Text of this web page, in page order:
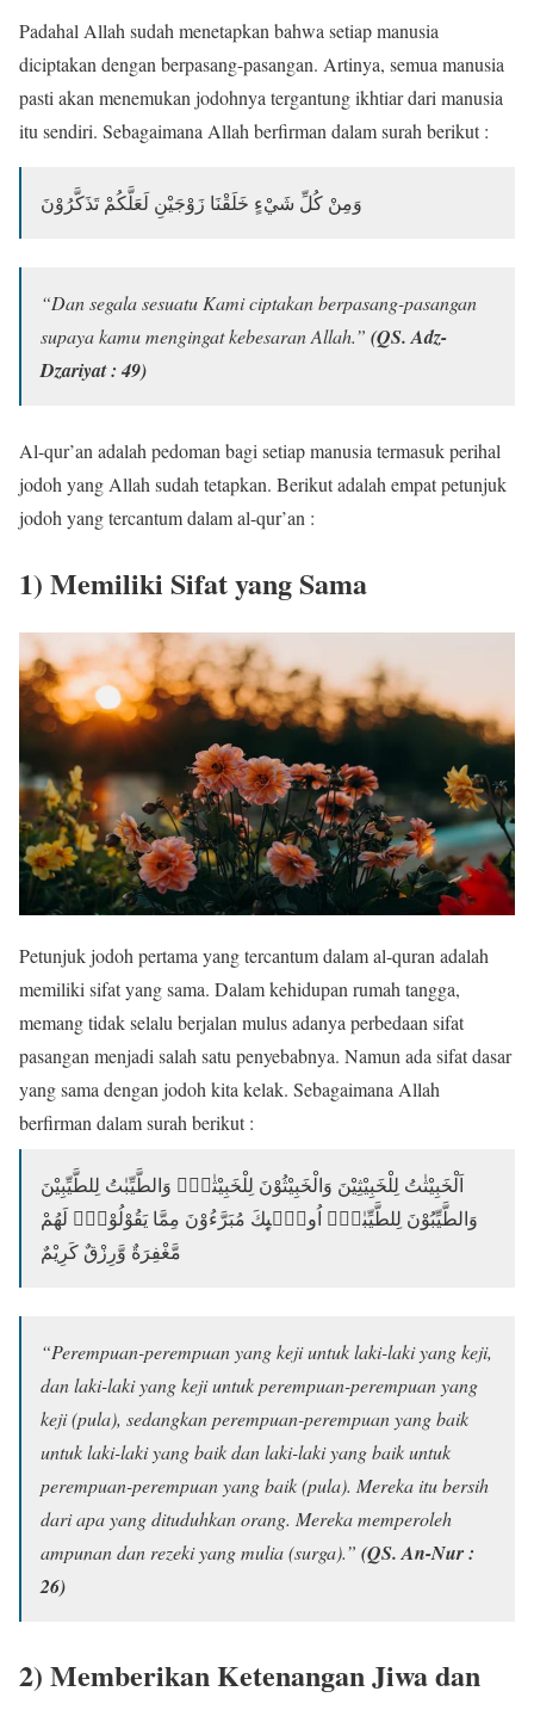
Padahal Allah sudah menetapkan bahwa setiap manusia
diciptakan dengan berpasang-pasangan. Artinya, semua manusia
pasti akan menemukan jodohnya tergantung ikhtiar dari manusia
itu sendiri. Sebagaimana Allah berfirman dalam surah berikut :
وَمِنْ كُلِّ شَيْءٍ خَلَقْنَا زَوْجَيْنِ لَعَلَّكُمْ تَذَكَّرُوْنَ
“Dan segala sesuatu Kami ciptakan berpasang-pasangan
supaya kamu mengingat kebesaran Allah.” (QS. Adz-
Dzariyat : 49)
Al-qur’an adalah pedoman bagi setiap manusia termasuk perihal
jodoh yang Allah sudah tetapkan. Berikut adalah empat petunjuk
jodoh yang tercantum dalam al-qur’an :
1) Memiliki Sifat yang Sama
Petunjuk jodoh pertama yang tercantum dalam al-quran adalah
memiliki sifat yang sama. Dalam kehidupan rumah tangga,
memang tidak selalu berjalan mulus adanya perbedaan sifat
pasangan menjadi salah satu penyebabnya. Namun ada sifat dasar
yang sama dengan jodoh kita kelak. Sebagaimana Allah
berfirman dalam surah berikut :
اَلْخَبِيْثٰتُ لِلْخَبِيْثِيْنَ وَالْخَبِيْثُوْنَ لِلْخَبِيْثٰتِۚ وَالطَّيِّبٰتُ لِلطَّيِّبِيْنَ
وَالطَّيِّبُوْنَ لِلطَّيِّبٰتِۚ اُولٰۤىِٕكَ مُبَرَّءُوْنَ مِمَّا يَقُوْلُوْنَۗ لَهُمْ
مَّغْفِرَةٌ وَّرِزْقٌ كَرِيْمٌ
“Perempuan-perempuan yang keji untuk laki-laki yang keji,
dan laki-laki yang keji untuk perempuan-perempuan yang
keji (pula), sedangkan perempuan-perempuan yang baik
untuk laki-laki yang baik dan laki-laki yang baik untuk
perempuan-perempuan yang baik (pula). Mereka itu bersih
dari apa yang dituduhkan orang. Mereka memperoleh
ampunan dan rezeki yang mulia (surga).” (QS. An-Nur :
26)
2) Memberikan Ketenangan Jiwa dan